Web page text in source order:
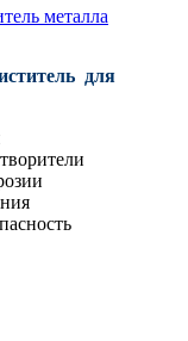
металла
для